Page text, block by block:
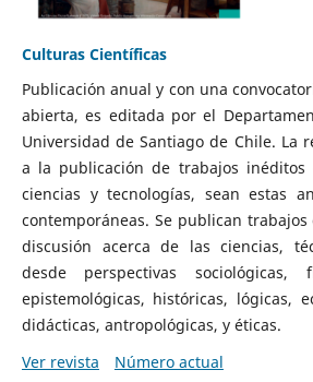
Culturas Científicas
Publicación anual y con una
abierta, es editada por el
Universidad de Santiago de Chile. La
a la publicación de trabajos inéditos
ciencias y tecnologías, sean estas
contemporáneas. Se publican
discusión acerca de las ciencias,
desde perspectivas sociológicas,
epistemológicas, históricas, lógicas,
didácticas, antropológicas, y éticas.
Ver revista
Número actual